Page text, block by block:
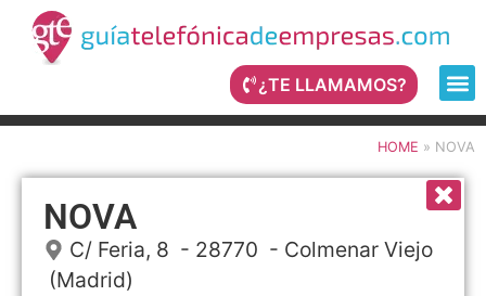
¿TE LLAMAMOS?
HOME » NOVA
NOVA
C/ Feria, 8 - 28770 - Colmenar Viejo
(Madrid)